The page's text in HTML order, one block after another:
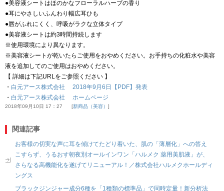
●美容液シートはほのかなフローラルハーブの香り
●耳にやさしいふんわり幅広耳ひも
●唇がふれにくく、呼吸がラクな立体タイプ
●美容液シートは約3時間持続します
※使用環境により異なります。
※美容液シートが乾いたらご使用をおやめください。お手持ちの化粧水や美容
液を追加してのご使用はおやめください。
【 詳細は下記URLをご参照ください 】
・ 白元アース株式会社 2018年9月6日【PDF】発表
・ 白元アース株式会社 ホームページ
2018年09月10日 17：27 新商品（美容）
関連記事
お客様の切実な声に耳を傾けてたどり着いた、肌の「薄層化」への答え
こすらず、うるおす朝夜別オールインワン「ハルメク 薬用美肌液」が、
さらなる高機能化を遂げてリニューアル！／株式会社ハルメクホールディ
ングス
ブラックジンジャー成分6種を「1種類の標準品」で同時定量！新分析法